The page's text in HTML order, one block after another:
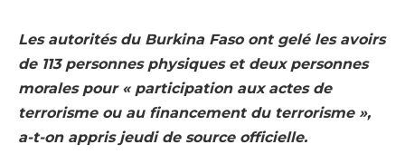
Les autorités du Burkina Faso ont gelé les avoirs
de 113 personnes physiques et deux personnes
morales pour « participation aux actes de
terrorisme ou au financement du terrorisme »,
a-t-on appris jeudi de source officielle.